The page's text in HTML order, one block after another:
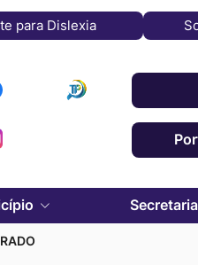
para Dislexia
Acessar
Radar